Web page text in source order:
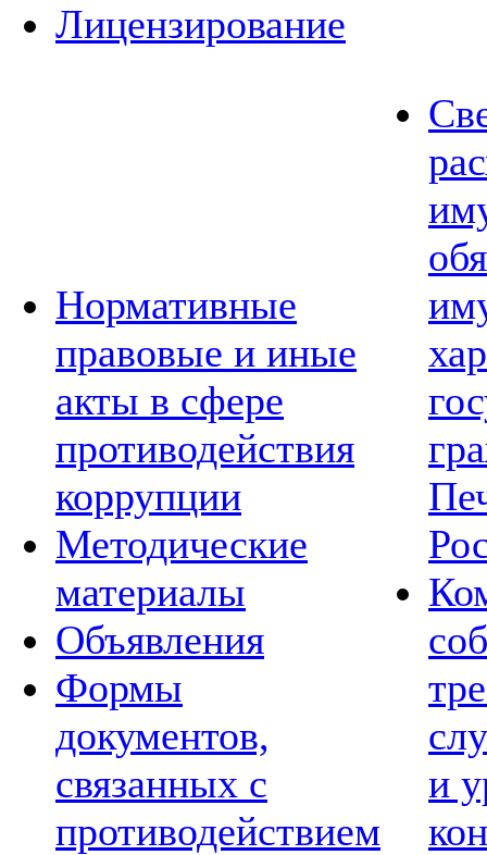
Лицензирование
Нормативные
правовые и иные
акты в сфере
противодействия
коррупции
Методические
материалы
Объявления
Формы
документов,
связанных с
противодействием
и